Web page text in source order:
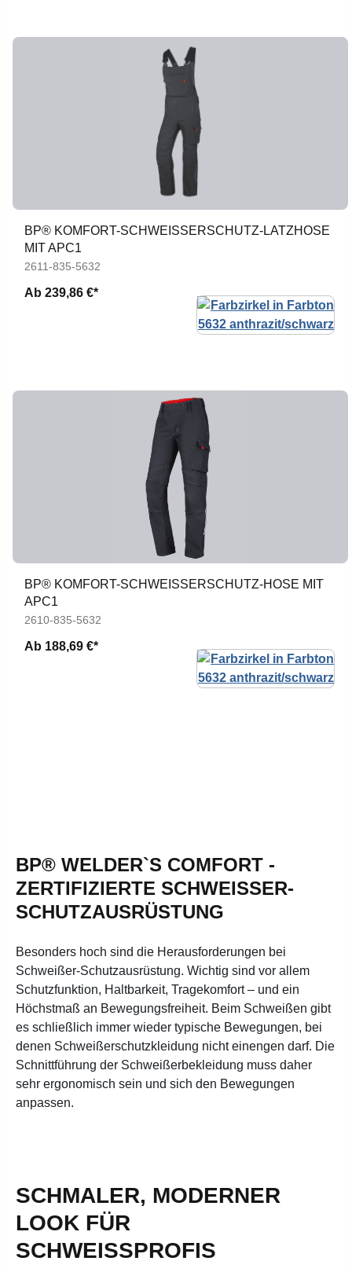
BP® KOMFORT-SCHWEISSERSCHUTZ-LATZHOSE M
IT APC1
2611-835-5632
Ab 239,86 €*
BP® KOMFORT-SCHWEISSERSCHUTZ-HOSE MIT A
PC1
2610-835-5632
Ab 188,69 €*
BP® WELDER`S COMFORT -
ZERTIFIZIERTE SCHWEISSER-S
CHUTZAUSRÜSTUNG
Besonders hoch sind die Herausforderungen bei
Schweißer-Schutzausrüstung. Wichtig sind vor allem
Schutzfunktion, Haltbarkeit, Tragekomfort – und ein
Höchstmaß an Bewegungsfreiheit. Beim Schweißen gibt
es schließlich immer wieder typische Bewegungen, bei
denen Schweißerschutzkleidung nicht einengen darf. Die
Schnittführung der Schweißerbekleidung muss daher
sehr ergonomisch sein und sich den Bewegungen
anpassen.
SCHMALER, MODERNER
LOOK FÜR
SCHWEISSPROFIS